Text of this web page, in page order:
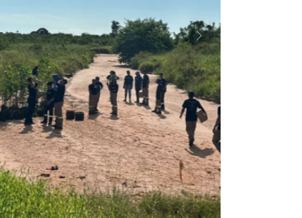
Próximo